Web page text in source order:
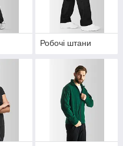
Робочі штани